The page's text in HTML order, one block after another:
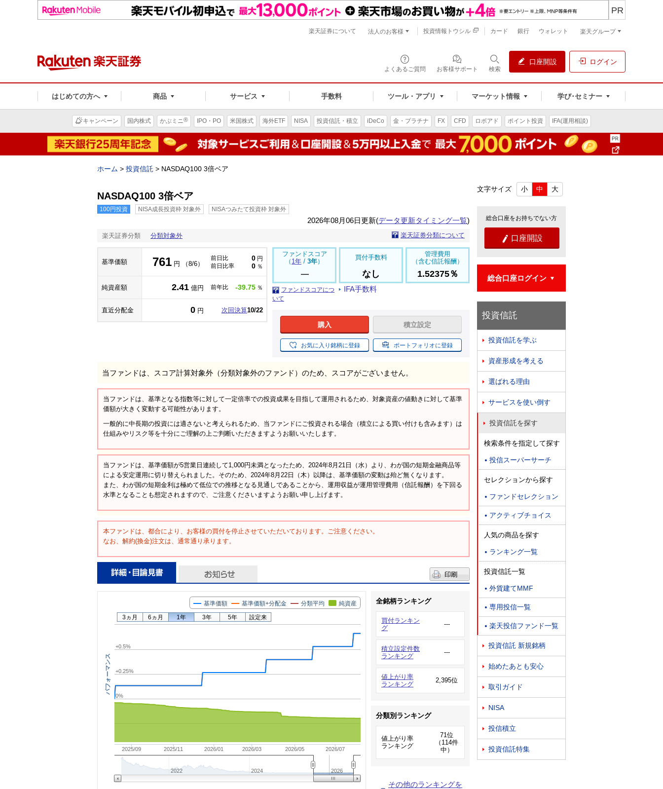
よくあるご質問 お客様サポート 検索
口座開設 ログイン
はじめての方へ 商品 サービス 手数料 ツール・アプリ マーケット情報 学び･セミナー
PR
楽天証券について 法人のお客様 投資情報トウシル カード 銀行 ウォレット 楽天グループ
キャンペーン 国内株式 かぶミニ® IPO・PO 米国株式 海外ETF NISA 投資信託・積立 iDeCo 金・プラチナ FX CFD ロボアド ポイント投資 IFA(運用相談)
ホーム > 投資信託 > NASDAQ100 3倍ベア
NASDAQ100 3倍ベア
100円投資 NISA成長投資枠 対象外 NISAつみたて投資枠 対象外
2026年08月06日更新(データ更新タイミング一覧)
楽天証券分類 分類対象外 楽天証券分類について
基準価額 761 円 （8/6）
前日比 0 円
前日比率
0 ％
純資産額 2.41 億円 前年比 -39.75 ％
直近分配金 0 円 次回決算10/22
ファンドスコア
（ 1年 / 3年）
ファンドスコアにつ
いて
買付手数料
なし
IFA手数料
管理費用
（含む信託報酬）
1.52375％
購入 積立設定
お気に入り銘柄に登録 ポートフォリオに登録
当ファンドは、スコア計算対象外（分類対象外のファンド）のため、スコアがございません。
当ファンドは、基準となる指数等に対して一定倍率での投資成果を目指して運用されるため、対象資産の値動きに対して基準
価額が大きく変動する可能性があります。
一般的に中長期の投資には適さないと考えられるため、当ファンドにご投資される場合（積立による買い付けも含みます）は
仕組みやリスク等を十分にご理解の上ご判断いただきますようお願いいたします。
当ファンドは、基準価額が5営業日連続して1,000円未満となったため、2024年8月21日（水）より、わが国の短期金融商品等
による安定運用に切り替えられました。そのため、2024年8月22日（木）以降は、基準価額の変動は殆ど無くなります。
また、わが国の短期金利は極めて低位での推移となる見通しであることから、運用収益が運用管理費用（信託報酬）を下回る
水準となることも想定されますので、ご注意くださいますようお願い申し上げます。
本ファンドは、都合により、お客様の買付を停止させていただいております。ご注意ください。
なお、解約(換金)注文は、通常通り承ります。
パフォーマンス
基準価額 基準価額+分配金 分類平均 純資産
2025/09 2025/11 2026/01 2026/03 2026/05 2026/07
2022 2024 2026
0%
+0.25%
+0.5%
3ヵ月 6ヵ月 1年 3年 5年 設定来
全銘柄ランキング
買付ランキン
グ
---
積立設定件数
ランキング
---
値上がり率
ランキング
2,395位
分類別ランキング
値上がり率
ランキング
71位
（114件
中）
その他のランキングを
文字サイズ 小 中 大
総合口座をお持ちでない方
 口座開設
総合口座ログイン
投資信託
 投資信託を学ぶ
 資産形成を考える
 選ばれる理由
 サービスを使い倒す
 投資信託を探す
検索条件を指定して探す
 投信スーパーサーチ
セレクションから探す
 ファンドセレクション
 アクティブチョイス
人気の商品を探す
 ランキング一覧
投資信託一覧
 外貨建てMMF
 専用投信一覧
 楽天投信ファンド一覧
 投資信託 新規銘柄
 始めたあとも安心
 取引ガイド
 NISA
 投信積立
 投資信託特集